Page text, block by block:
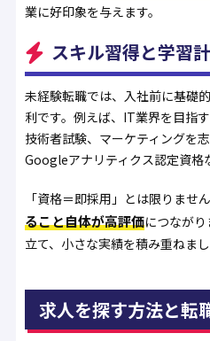
業に好印象を与えます。
スキル習得と学習
未経験転職では、入社前に基礎
利です。例えば、IT業界を目指
技術者試験、マーケティングを
Googleアナリティクス認定資格
「資格＝即採用」とは限りません
ること自体が高評価につなが
立て、小さな実績を積み重ねまし
求人を探す方法と転